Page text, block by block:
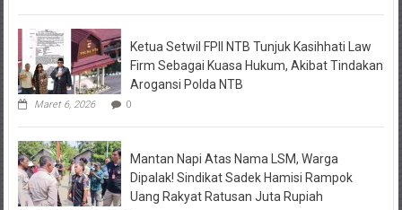
Ketua Setwil FPII NTB Tunjuk Kasihhati Law
Firm Sebagai Kuasa Hukum, Akibat Tindakan
Arogansi Polda NTB
Maret 6, 2026 0
Mantan Napi Atas Nama LSM, Warga
Dipalak! Sindikat Sadek Hamisi Rampok
Uang Rakyat Ratusan Juta Rupiah